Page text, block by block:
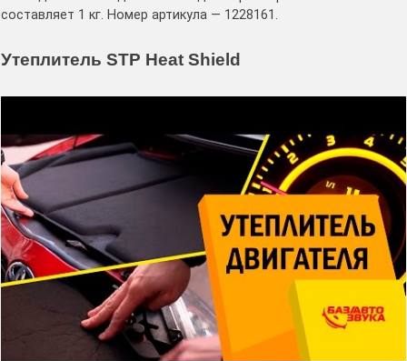
составляет 1 кг. Номер артикула — 1228161.
Утеплитель STP Heat Shield